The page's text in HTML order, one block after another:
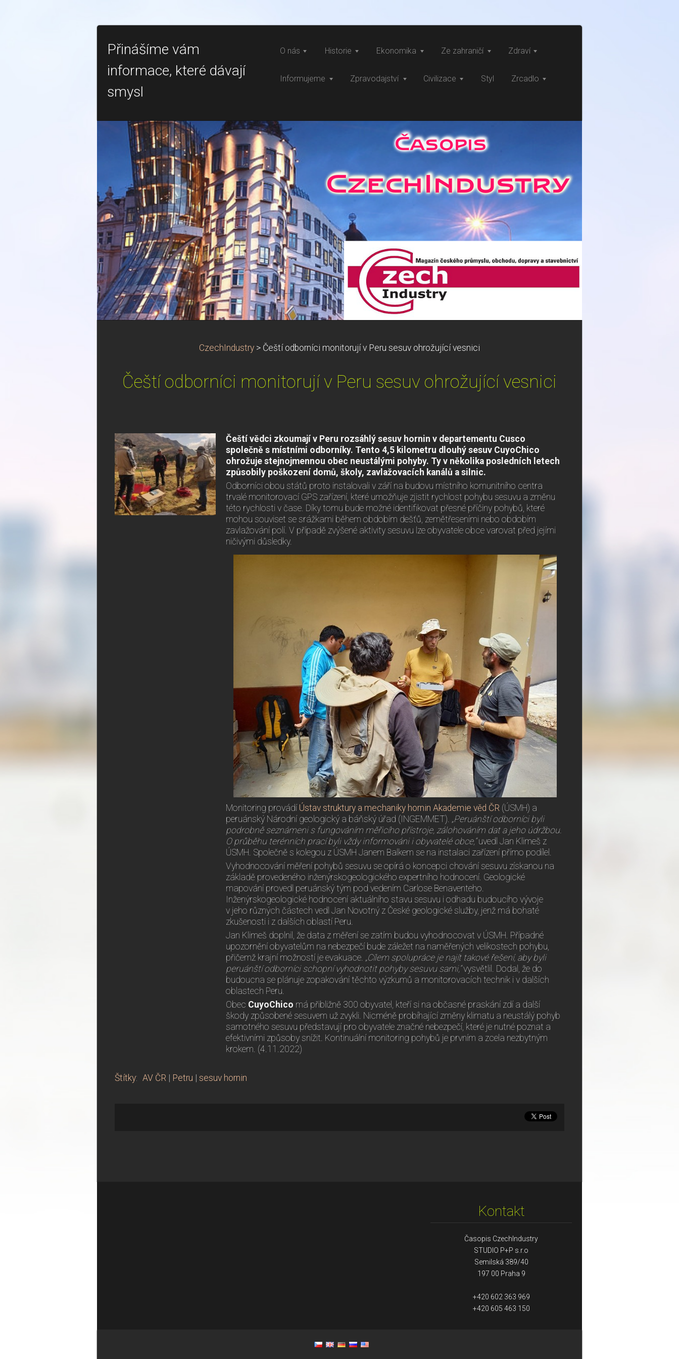
Přinášíme vám
informace, které dávají
smysl
O nás Historie Ekonomika Ze zahraničí Zdraví
Informujeme Zpravodajství Civilizace Styl Zrcadlo
CzechIndustry > Čeští odborníci monitorují v Peru sesuv ohrožující vesnici
Čeští odborníci monitorují v Peru sesuv ohrožující vesnici
Čeští vědci zkoumají v Peru rozsáhlý sesuv hornin v departementu Cusco
společně s místními odborníky. Tento 4,5 kilometru dlouhý sesuv CuyoChico
ohrožuje stejnojmennou obec neustálými pohyby. Ty v několika posledních letech
způsobily poškození domů, školy, zavlažovacích kanálů a silnic.
Odborníci obou států proto instalovali v září na budovu místního komunitního centra
trvalé monitorovací GPS zařízení, které umožňuje zjistit rychlost pohybu sesuvu a změnu
této rychlosti v čase. Díky tomu bude možné identifikovat přesné příčiny pohybů, které
mohou souviset se srážkami během obdobím dešťů, zemětřeseními nebo obdobím
zavlažování polí. V případě zvýšené aktivity sesuvu lze obyvatele obce varovat před jejími
ničivými důsledky.
Monitoring provádí Ústav struktury a mechaniky hornin Akademie věd ČR (ÚSMH) a
peruánský Národní geologický a báňský úřad (INGEMMET). „Peruánští odborníci byli
podrobně seznámeni s fungováním měřicího přístroje, zálohováním dat a jeho údržbou.
O průběhu terénních prací byli vždy informováni i obyvatelé obce,“uvedl Jan Klimeš z
ÚSMH. Společně s kolegou z ÚSMH Janem Balkem se na instalaci zařízení přímo podílel.
Vyhodnocování měření pohybů sesuvu se opírá o koncepci chování sesuvu získanou na
základě provedeného inženýrskogeologického expertního hodnocení. Geologické
mapování provedl peruánský tým pod vedením Carlose Benaventeho.
Inženýrskogeologické hodnocení aktuálního stavu sesuvu i odhadu budoucího vývoje
v jeho různých částech vedl Jan Novotný z České geologické služby, jenž má bohaté
zkušenosti i z dalších oblastí Peru.
Jan Klimeš doplnil, že data z měření se zatím budou vyhodnocovat v ÚSMH. Případné
upozornění obyvatelům na nebezpečí bude záležet na naměřených velikostech pohybu,
přičemž krajní možností je evakuace. „Cílem spolupráce je najít takové řešení, aby byli
peruánští odborníci schopní vyhodnotit pohyby sesuvu sami,“vysvětlil. Dodal, že do
budoucna se plánuje zopakování těchto výzkumů a monitorovacích technik i v dalších
oblastech Peru.
Obec CuyoChico má přibližně 300 obyvatel, kteří si na občasné praskání zdí a další
škody způsobené sesuvem už zvykli. Nicméně probíhající změny klimatu a neustálý pohyb
samotného sesuvu představují pro obyvatele značné nebezpečí, které je nutné poznat a
efektivními způsoby snížit. Kontinuální monitoring pohybů je prvním a zcela nezbytným
krokem. (4.11.2022)
Štítky: AV ČR Petru sesuv hornin
Kontakt
Časopis CzechIndustry
STUDIO P+P s.r.o
Semilská 389/40
197 00 Praha 9
+420 602 363 969
+420 605 463 150